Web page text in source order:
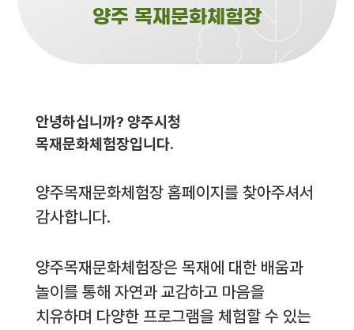
양주 목재문화체험장
안녕하십니까? 양주시청
목재문화체험장입니다.
양주목재문화체험장 홈페이지를 찾아주셔서
감사합니다.
양주목재문화체험장은 목재에 대한 배움과
놀이를 통해 자연과 교감하고 마음을
치유하며 다양한 프로그램을 체험할 수 있는